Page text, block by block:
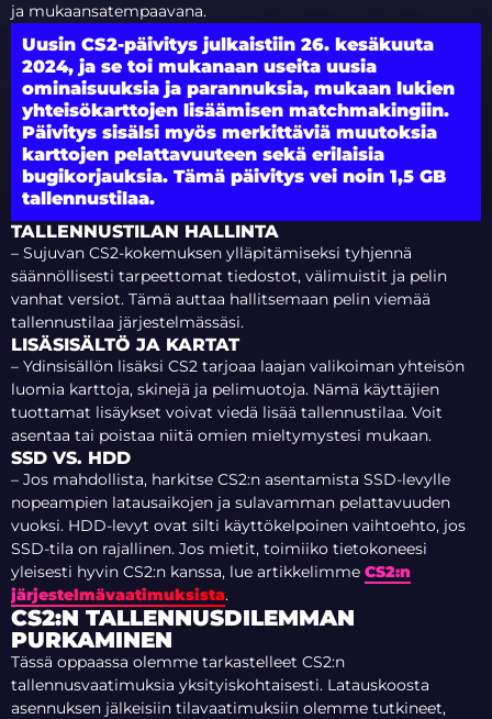
ja mukaansatempaavana.
Uusin CS2-päivitys julkaistiin 26. kesäkuuta
2024, ja se toi mukanaan useita uusia
ominaisuuksia ja parannuksia, mukaan lukien
yhteisökarttojen lisäämisen matchmakingiin.
Päivitys sisälsi myös merkittäviä muutoksia
karttojen pelattavuuteen sekä erilaisia
bugikorjauksia. Tämä päivitys vei noin 1,5 GB
tallennustilaa.
TALLENNUSTILAN HALLINTA
– Sujuvan CS2-kokemuksen ylläpitämiseksi tyhjennä
säännöllisesti tarpeettomat tiedostot, välimuistit ja pelin
vanhat versiot. Tämä auttaa hallitsemaan pelin viemää
tallennustilaa järjestelmässäsi.
LISÄSISÄLTÖ JA KARTAT
– Ydinsisällön lisäksi CS2 tarjoaa laajan valikoiman yhteisön
luomia karttoja, skinejä ja pelimuotoja. Nämä käyttäjien
tuottamat lisäykset voivat viedä lisää tallennustilaa. Voit
asentaa tai poistaa niitä omien mieltymystesi mukaan.
SSD VS. HDD
– Jos mahdollista, harkitse CS2:n asentamista SSD-levylle
nopeampien latausaikojen ja sulavamman pelattavuuden
vuoksi. HDD-levyt ovat silti käyttökelpoinen vaihtoehto, jos
SSD-tila on rajallinen. Jos mietit, toimiiko tietokoneesi
yleisesti hyvin CS2:n kanssa, lue artikkelimme CS2:n
järjestelmävaatimuksista.
CS2:N TALLENNUSDILEMMAN
PURKAMINEN
Tässä oppaassa olemme tarkastelleet CS2:n
tallennusvaatimuksia yksityiskohtaisesti. Latauskoosta
asennuksen jälkeisiin tilavaatimuksiin olemme tutkineet,